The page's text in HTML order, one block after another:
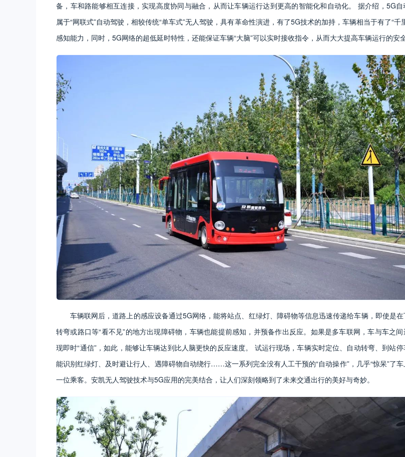
备，车和路能够相互连接，实现高度协同与融合，从而让车辆运行达到更高的智能化和自动化。 据介绍，5G自
属于“网联式”自动驾驶，相较传统“单车式”无人驾驶，具有革命性演进，有了5G技术的加持，车辆相当于有了“千
感知能力，同时，5G网络的超低延时特性，还能保证车辆“大脑”可以实时接收指令，从而大大提高车辆运行的安全
车辆联网后，道路上的感应设备通过5G网络，能将站点、红绿灯、障碍物等信息迅速传递给车辆，即使是
转弯或路口等“看不见”的地方出现障碍物，车辆也能提前感知，并预备作出反应。如果是多车联网，车与车之
现即时“通信”，如此，能够让车辆达到比人脑更快的反应速度。 试运行现场，车辆实时定位、自动转弯、到站停
能识别红绿灯、及时避让行人、遇障碍物自动绕行……这一系列完全没有人工干预的“自动操作”，几乎“惊呆”了
一位乘客。安凯无人驾驶技术与5G应用的完美结合，让人们深刻领略到了未来交通出行的美好与奇妙。